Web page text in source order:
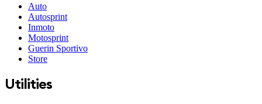
Auto
Autosprint
Inmoto
Motosprint
Guerin Sportivo
Store
Utilities